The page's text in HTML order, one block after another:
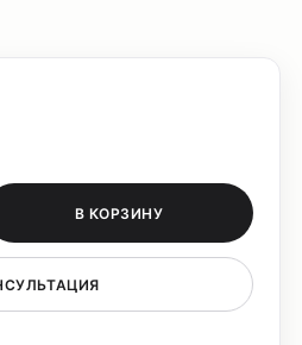
В КОРЗИНУ